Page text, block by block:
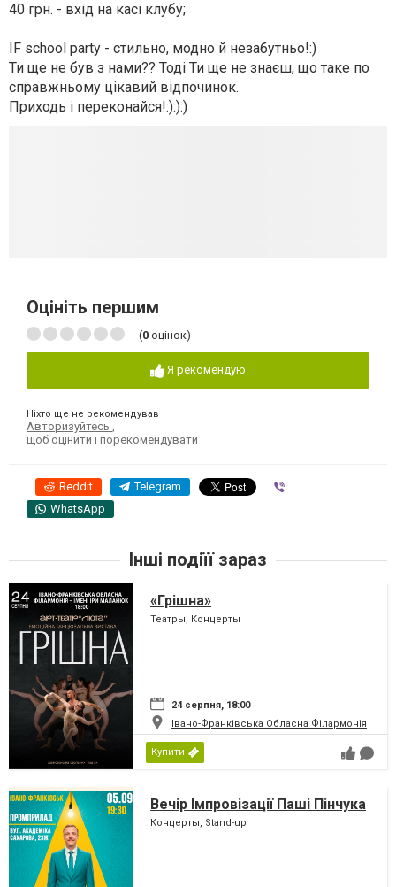
40 грн. - вхід на касі клубу;
IF school party - cтильно, модно й незабутньо!:)
Ти ще не був з нами?? Тоді Ти ще не знаєш, що таке по
справжньому цікавий відпочинок.
Приходь і переконайся!:):):)
Оцініть першим
(0 оцінок)
Я рекомендую
Ніхто ще не рекомендував
Авторизуйтесь
щоб оцінити і порекомендувати
Reddit Telegram
WhatsApp
Інші подіїї зараз
«Грішна»
Театры, Концерты
24 серпня, 18:00
Івано-Франківська Обласна Філармонія
Купити
Вечір Імпровізації Паші Пінчука
Концерты, Stand-up